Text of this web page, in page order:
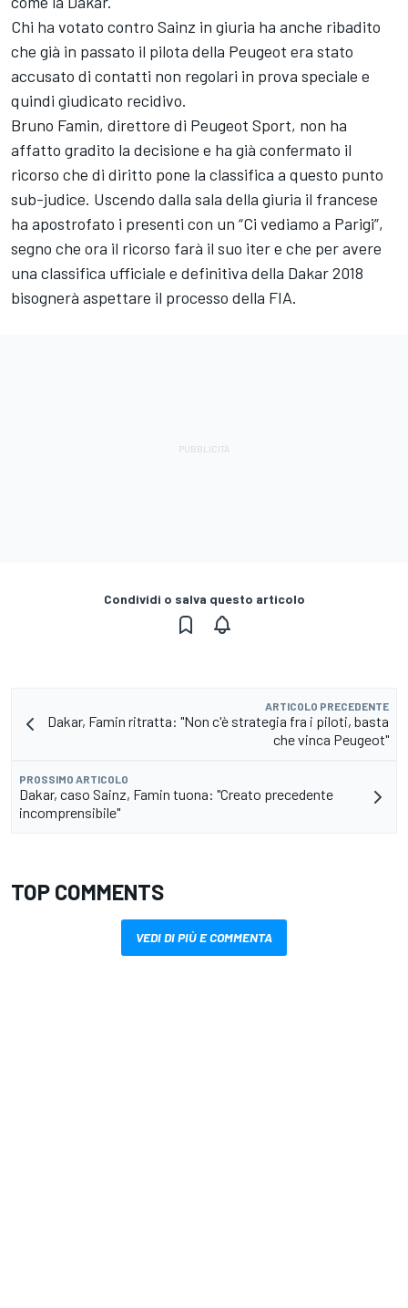
Chi ha votato contro Sainz in giuria ha anche ribadito
che già in passato il pilota della Peugeot era stato
accusato di contatti non regolari in prova speciale e
quindi giudicato recidivo.
Bruno Famin, direttore di Peugeot Sport, non ha
affatto gradito la decisione e ha già confermato il
ricorso che di diritto pone la classifica a questo punto
sub-judice. Uscendo dalla sala della giuria il francese
ha apostrofato i presenti con un “Ci vediamo a Parigi”,
segno che ora il ricorso farà il suo iter e che per avere
una classifica ufficiale e definitiva della Dakar 2018
bisognerà aspettare il processo della FIA.
Condividi o salva questo articolo
ARTICOLO PRECEDENTE
Dakar, Famin ritratta: "Non c'è strategia fra i piloti, basta
che vinca Peugeot"
PROSSIMO ARTICOLO
Dakar, caso Sainz, Famin tuona: "Creato precedente
incomprensibile"
TOP COMMENTS
VEDI DI PIÙ E COMMENTA